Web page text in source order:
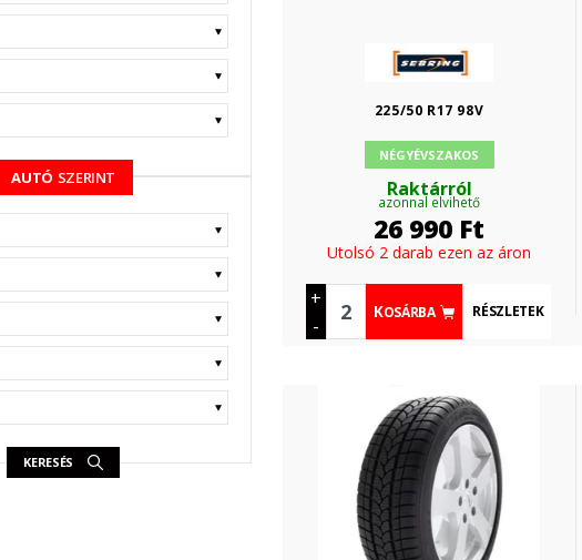
KERESÉS
AUTÓ SZERINT
KERESÉS
225/50 R17 98V
NÉGYÉVSZAKOS
Raktárról
azonnal elvihető
26 990 Ft
Utolsó 2 darab ezen az áron
+
-
KOSÁRBA RÉSZLETEK